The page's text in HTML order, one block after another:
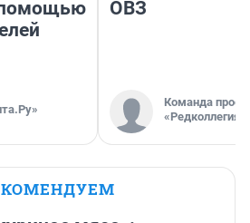
помощью
ОВЗ
Команда
«Редколлегия»